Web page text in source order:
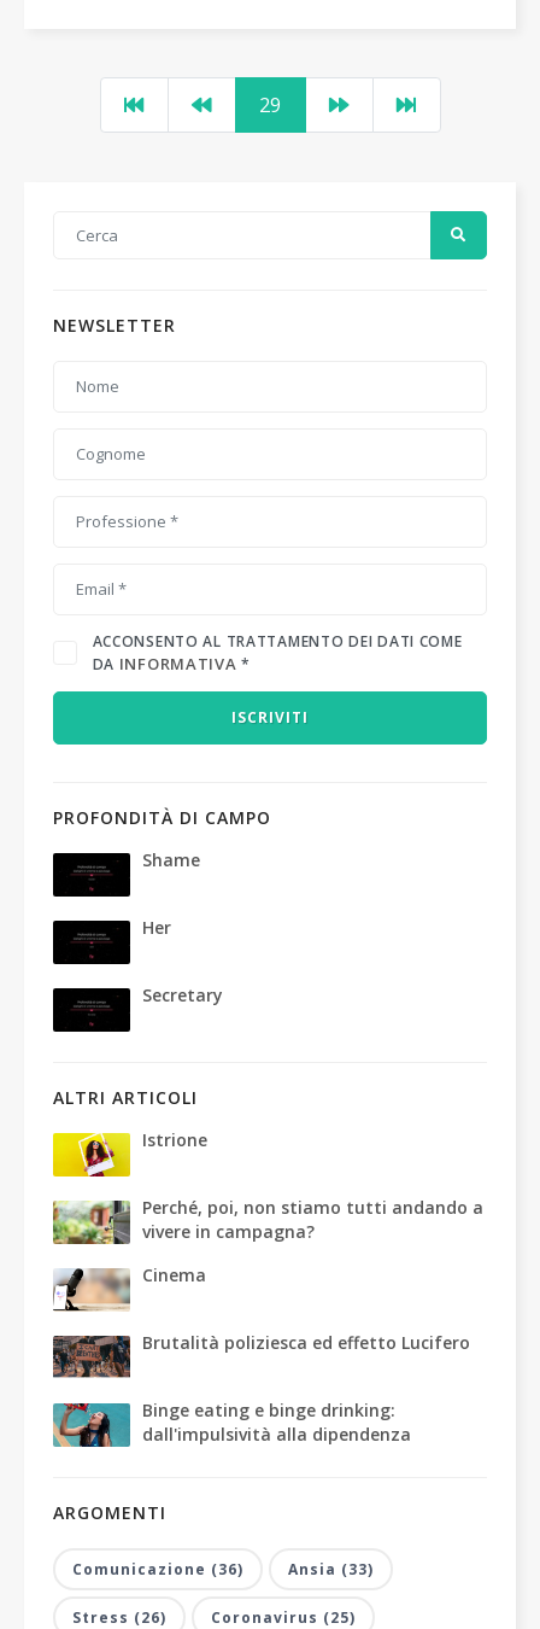
29
NEWSLETTER
ACCONSENTO AL TRATTAMENTO DEI DATI COME
DA INFORMATIVA *
ISCRIVITI
PROFONDITÀ DI CAMPO
Shame
Her
Secretary
ALTRI ARTICOLI
Istrione
Perché, poi, non stiamo tutti andando a
vivere in campagna?
Cinema
Brutalità poliziesca ed effetto Lucifero
Binge eating e binge drinking:
dall'impulsività alla dipendenza
ARGOMENTI
Comunicazione (36) Ansia (33)
Stress (26) Coronavirus (25)